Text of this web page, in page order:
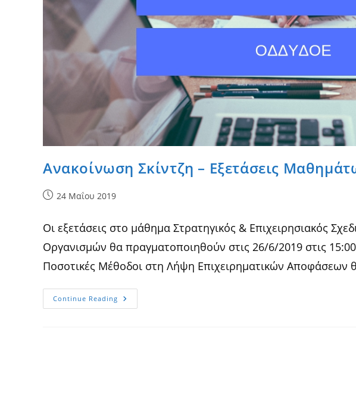
Ανακοίνωση Σκίντζη – Εξετάσεις
Post24 Μαΐου 2019
Οι εξετάσεις στο μάθημα Στρατηγικός & Επιχειρησιακός
Οργανισμών θα πραγματοποιηθούν στις 26/6/2019 στις
Ποσοτικές Μέθοδοι στη Λήψη Επιχειρηματικών Αποφάσεων
Continue Reading Ανακοίνωση
Σκίντζη